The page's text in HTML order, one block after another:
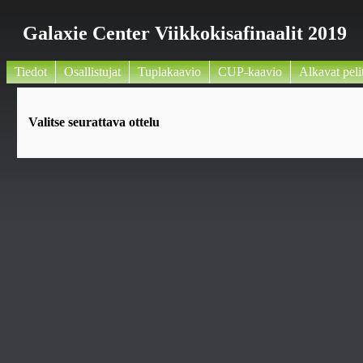
Galaxie Center Viikkokisafinaalit 2019
Tiedot Osallistujat Tuplakaavio CUP-kaavio Alkavat
Valitse seurattava ottelu